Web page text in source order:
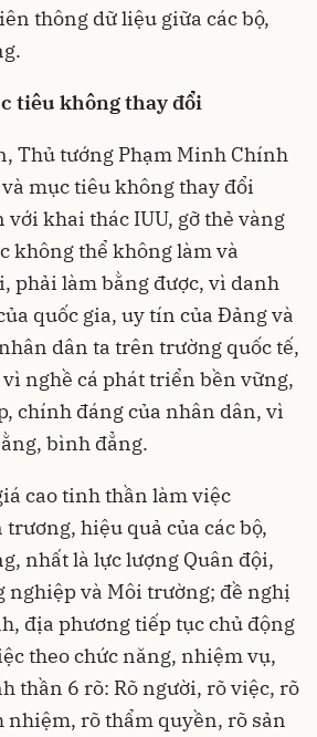
thông dữ liệu giữa các bộ,
tiêu không thay đổi
Thủ tướng Phạm Minh Chính
mục tiêu không thay đổi
khai thác IUU, gỡ thẻ vàng
không thể không làm và
phải làm bằng được, vì danh
quốc gia, uy tín của Đảng và
dân ta trên trường quốc tế,
nghề cá phát triển bền vững,
chính đáng của nhân dân, vì
bình đẳng.
cao tinh thần làm việc
hiệu quả của các bộ,
nhất là lực lượng Quân đội,
nghiệp và Môi trường; đề nghị
địa phương tiếp tục chủ động
theo chức năng, nhiệm vụ,
thần 6 rõ: Rõ người, rõ việc, rõ
nhiệm, rõ thẩm quyền, rõ sản